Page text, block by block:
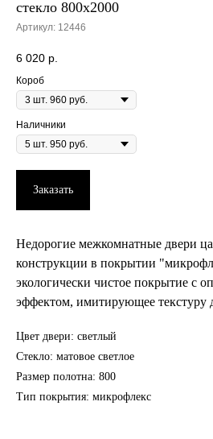
стекло 800х2000
Артикул: 12446
6 020 р.
Короб
Наличники
Заказать
Недорогие межкомнатные двери
конструкции в покрытии
экологически чистое покрытие с
эффектом, имитирующее текстуру
Цвет двери: светлый
Стекло: матовое светлое
Размер полотна: 800
Тип покрытия: микрофлекс